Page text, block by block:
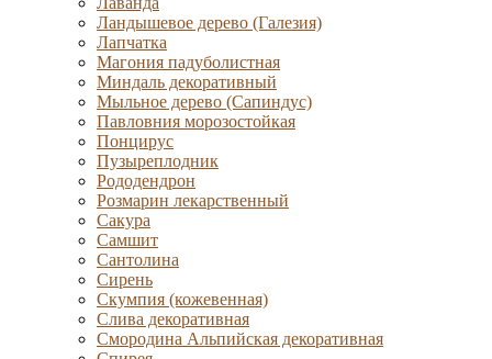
Ландышевое дерево (Галезия)
Лапчатка
Магония падуболистная
Миндаль декоративный
Мыльное дерево (Сапиндус)
Павловния морозостойкая
Понцирус
Пузыреплодник
Рододендрон
Розмарин лекарственный
Сакура
Самшит
Сантолина
Сирень
Скумпия (кожевенная)
Слива декоративная
Смородина Альпийская декоративная